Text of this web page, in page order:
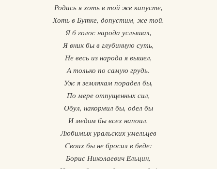
Родись я хоть в той же капусте,
Хоть в Бутке, допустим, же той.
Я б голос народа услышал,
Я вник бы в глубинную суть,
Не весь из народа я вышел,
А только по самую грудь.
Уж я землякам порадел бы,
По мере отпущенных сил,
Обул, накормил бы, одел бы
И медом бы всех напоил.
Любимых уральских умельцев
Своих бы не бросил в беде:
Борис Николаевич Ельцин,